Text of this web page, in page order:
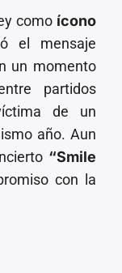
como ícono
el mensaje
un momento
partidos
de un
año. Aun
“Smile
con la